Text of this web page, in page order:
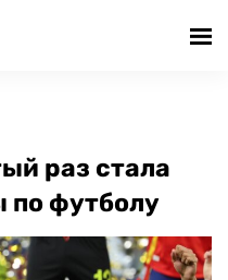
раз стала
по футболу